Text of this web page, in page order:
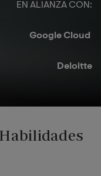
EN ALIANZA CON:​
Google Cloud ​
Deloitte​